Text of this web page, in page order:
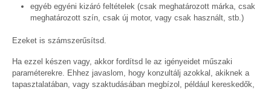
egyéb egyéni kizáró feltételek (csak meghatározott márka, csak
meghatározott szín, csak új motor, vagy csak használt, stb.)
Ezeket is számszerűsítsd.
Ha ezzel készen vagy, akkor fordítsd le az igényeidet műszaki
paraméterekre. Ehhez javaslom, hogy konzultálj azokkal, akiknek a
tapasztalatában, vagy szaktudásában megbízol, például kereskedők,